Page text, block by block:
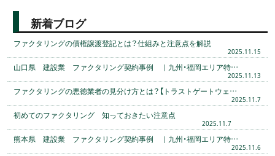
新着ブログ
ファクタリングの債権譲渡登記とは？仕組みと注意点を解説
2025.11.15
山口県 建設業 ファクタリング契約事例 ｜九州・福岡エリア特…
2025.11.13
ファクタリングの悪徳業者の見分け方とは？【トラストゲートウェ…
2025.11.7
初めてのファクタリング 知っておきたい注意点
2025.11.7
熊本県 建設業 ファクタリング契約事例 ｜九州・福岡エリア特…
2025.11.6